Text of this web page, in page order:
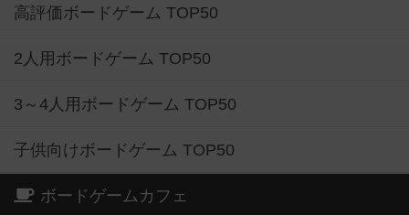
高評価ボードゲーム TOP50
2人用ボードゲーム TOP50
3～4人用ボードゲーム TOP50
子供向けボードゲーム TOP50
ボードゲームカフェ